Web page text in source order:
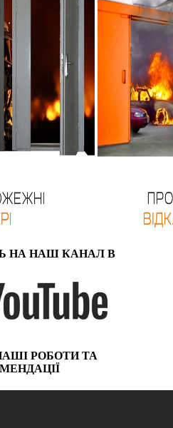
НА НАШ КАНАЛ В
РОБОТИ ТА